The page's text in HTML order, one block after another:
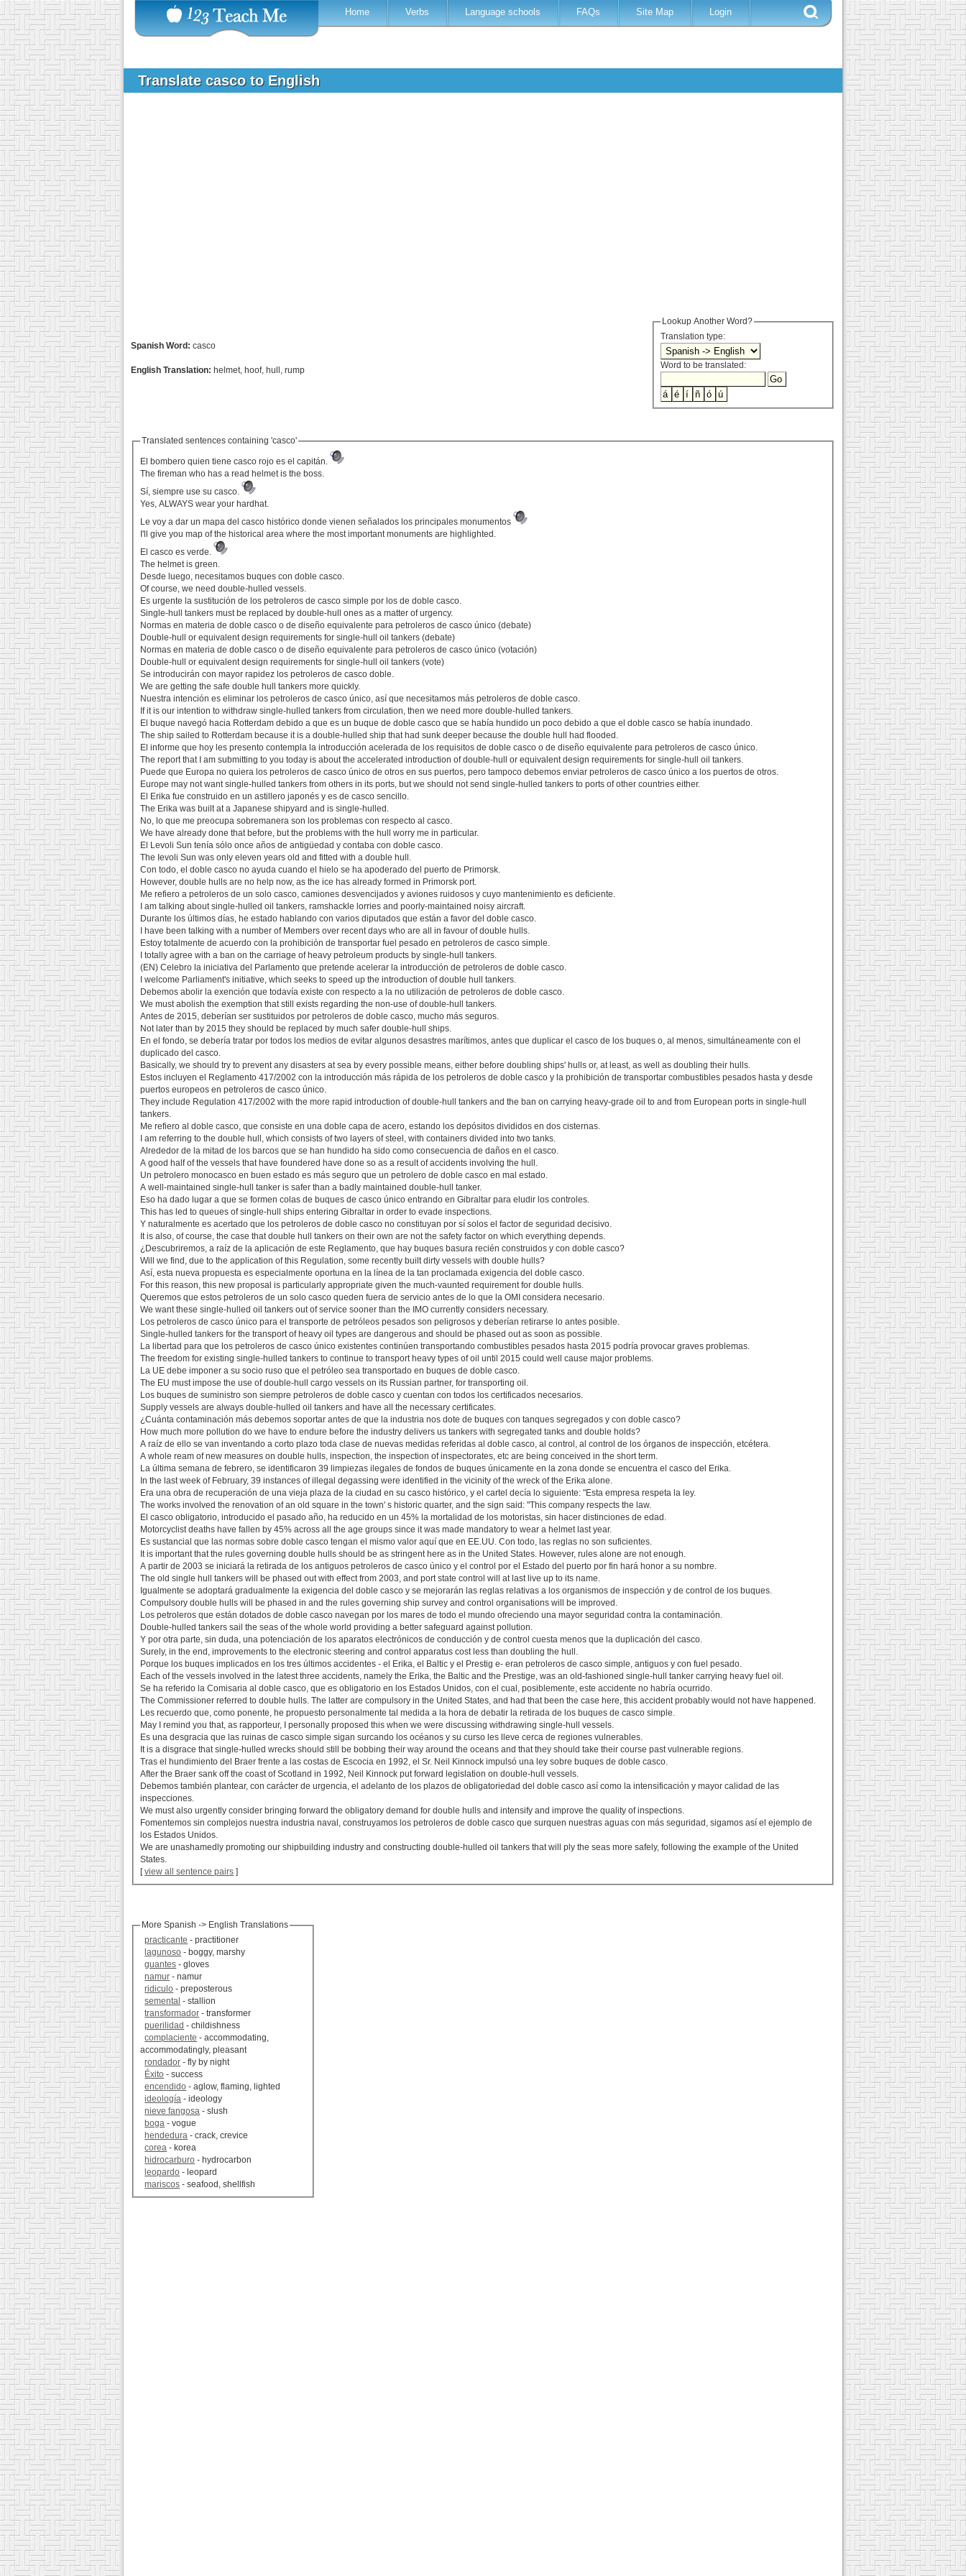
Home Verbs Language schools FAQs Site Map Login
Translate casco to English
Lookup Another Word?
Translation type:
Word to be translated:
Spanish Word: casco
English Translation: helmet, hoof, hull, rump
Translated sentences containing 'casco'
El bombero quien tiene casco rojo es el capitán.
The fireman who has a read helmet is the boss.
Sí, siempre use su casco.
Yes, ALWAYS wear your hardhat.
Le voy a dar un mapa del casco histórico donde vienen señalados los principales monumentos
I'll give you map of the historical area where the most important monuments are highlighted.
El casco es verde.
The helmet is green.
Desde luego, necesitamos buques con doble casco.
Of course, we need double-hulled vessels.
Es urgente la sustitución de los petroleros de casco simple por los de doble casco.
Single-hull tankers must be replaced by double-hull ones as a matter of urgency.
Normas en materia de doble casco o de diseño equivalente para petroleros de casco único (debate)
Double-hull or equivalent design requirements for single-hull oil tankers (debate)
Normas en materia de doble casco o de diseño equivalente para petroleros de casco único (votación)
Double-hull or equivalent design requirements for single-hull oil tankers (vote)
Se introducirán con mayor rapidez los petroleros de casco doble.
We are getting the safe double hull tankers more quickly.
Nuestra intención es eliminar los petroleros de casco único, así que necesitamos más petroleros de doble casco.
If it is our intention to withdraw single-hulled tankers from circulation, then we need more double-hulled tankers.
El buque navegó hacia Rotterdam debido a que es un buque de doble casco que se había hundido un poco debido a que el doble casco se había inundado.
The ship sailed to Rotterdam because it is a double-hulled ship that had sunk deeper because the double hull had flooded.
El informe que hoy les presento contempla la introducción acelerada de los requisitos de doble casco o de diseño equivalente para petroleros de casco único.
The report that I am submitting to you today is about the accelerated introduction of double-hull or equivalent design requirements for single-hull oil tankers.
Puede que Europa no quiera los petroleros de casco único de otros en sus puertos, pero tampoco debemos enviar petroleros de casco único a los puertos de otros.
Europe may not want single-hulled tankers from others in its ports, but we should not send single-hulled tankers to ports of other countries either.
El Erika fue construido en un astillero japonés y es de casco sencillo.
The Erika was built at a Japanese shipyard and is single-hulled.
No, lo que me preocupa sobremanera son los problemas con respecto al casco.
We have already done that before, but the problems with the hull worry me in particular.
El Levoli Sun tenía sólo once años de antigüedad y contaba con doble casco.
The Ievoli Sun was only eleven years old and fitted with a double hull.
Con todo, el doble casco no ayuda cuando el hielo se ha apoderado del puerto de Primorsk.
However, double hulls are no help now, as the ice has already formed in Primorsk port.
Me refiero a petroleros de un solo casco, camiones desvencijados y aviones ruidosos y cuyo mantenimiento es deficiente.
I am talking about single-hulled oil tankers, ramshackle lorries and poorly-maintained noisy aircraft.
Durante los últimos días, he estado hablando con varios diputados que están a favor del doble casco.
I have been talking with a number of Members over recent days who are all in favour of double hulls.
Estoy totalmente de acuerdo con la prohibición de transportar fuel pesado en petroleros de casco simple.
I totally agree with a ban on the carriage of heavy petroleum products by single-hull tankers.
(EN) Celebro la iniciativa del Parlamento que pretende acelerar la introducción de petroleros de doble casco.
I welcome Parliament's initiative, which seeks to speed up the introduction of double hull tankers.
Debemos abolir la exención que todavía existe con respecto a la no utilización de petroleros de doble casco.
We must abolish the exemption that still exists regarding the non-use of double-hull tankers.
Antes de 2015, deberían ser sustituidos por petroleros de doble casco, mucho más seguros.
Not later than by 2015 they should be replaced by much safer double-hull ships.
En el fondo, se debería tratar por todos los medios de evitar algunos desastres marítimos, antes que duplicar el casco de los buques o, al menos, simultáneamente con el
duplicado del casco.
Basically, we should try to prevent any disasters at sea by every possible means, either before doubling ships' hulls or, at least, as well as doubling their hulls.
Estos incluyen el Reglamento 417/2002 con la introducción más rápida de los petroleros de doble casco y la prohibición de transportar combustibles pesados hasta y desde
puertos europeos en petroleros de casco único.
They include Regulation 417/2002 with the more rapid introduction of double-hull tankers and the ban on carrying heavy-grade oil to and from European ports in single-hull
tankers.
Me refiero al doble casco, que consiste en una doble capa de acero, estando los depósitos divididos en dos cisternas.
I am referring to the double hull, which consists of two layers of steel, with containers divided into two tanks.
Alrededor de la mitad de los barcos que se han hundido ha sido como consecuencia de daños en el casco.
A good half of the vessels that have foundered have done so as a result of accidents involving the hull.
Un petrolero monocasco en buen estado es más seguro que un petrolero de doble casco en mal estado.
A well-maintained single-hull tanker is safer than a badly maintained double-hull tanker.
Eso ha dado lugar a que se formen colas de buques de casco único entrando en Gibraltar para eludir los controles.
This has led to queues of single-hull ships entering Gibraltar in order to evade inspections.
Y naturalmente es acertado que los petroleros de doble casco no constituyan por sí solos el factor de seguridad decisivo.
It is also, of course, the case that double hull tankers on their own are not the safety factor on which everything depends.
¿Descubriremos, a raíz de la aplicación de este Reglamento, que hay buques basura recién construidos y con doble casco?
Will we find, due to the application of this Regulation, some recently built dirty vessels with double hulls?
Así, esta nueva propuesta es especialmente oportuna en la línea de la tan proclamada exigencia del doble casco.
For this reason, this new proposal is particularly appropriate given the much-vaunted requirement for double hulls.
Queremos que estos petroleros de un solo casco queden fuera de servicio antes de lo que la OMI considera necesario.
We want these single-hulled oil tankers out of service sooner than the IMO currently considers necessary.
Los petroleros de casco único para el transporte de petróleos pesados son peligrosos y deberían retirarse lo antes posible.
Single-hulled tankers for the transport of heavy oil types are dangerous and should be phased out as soon as possible.
La libertad para que los petroleros de casco único existentes continúen transportando combustibles pesados hasta 2015 podría provocar graves problemas.
The freedom for existing single-hulled tankers to continue to transport heavy types of oil until 2015 could well cause major problems.
La UE debe imponer a su socio ruso que el petróleo sea transportado en buques de doble casco.
The EU must impose the use of double-hull cargo vessels on its Russian partner, for transporting oil.
Los buques de suministro son siempre petroleros de doble casco y cuentan con todos los certificados necesarios.
Supply vessels are always double-hulled oil tankers and have all the necessary certificates.
¿Cuánta contaminación más debemos soportar antes de que la industria nos dote de buques con tanques segregados y con doble casco?
How much more pollution do we have to endure before the industry delivers us tankers with segregated tanks and double holds?
A raíz de ello se van inventando a corto plazo toda clase de nuevas medidas referidas al doble casco, al control, al control de los órganos de inspección, etcétera.
A whole ream of new measures on double hulls, inspection, the inspection of inspectorates, etc are being conceived in the short term.
La última semana de febrero, se identificaron 39 limpiezas ilegales de fondos de buques únicamente en la zona donde se encuentra el casco del Erika.
In the last week of February, 39 instances of illegal degassing were identified in the vicinity of the wreck of the Erika alone.
Era una obra de recuperación de una vieja plaza de la ciudad en su casco histórico, y el cartel decía lo siguiente: "Esta empresa respeta la ley.
The works involved the renovation of an old square in the town' s historic quarter, and the sign said: "This company respects the law.
El casco obligatorio, introducido el pasado año, ha reducido en un 45% la mortalidad de los motoristas, sin hacer distinciones de edad.
Motorcyclist deaths have fallen by 45% across all the age groups since it was made mandatory to wear a helmet last year.
Es sustancial que las normas sobre doble casco tengan el mismo valor aquí que en EE.UU. Con todo, las reglas no son suficientes.
It is important that the rules governing double hulls should be as stringent here as in the United States. However, rules alone are not enough.
A partir de 2003 se iniciará la retirada de los antiguos petroleros de casco único y el control por el Estado del puerto por fin hará honor a su nombre.
The old single hull tankers will be phased out with effect from 2003, and port state control will at last live up to its name.
Igualmente se adoptará gradualmente la exigencia del doble casco y se mejorarán las reglas relativas a los organismos de inspección y de control de los buques.
Compulsory double hulls will be phased in and the rules governing ship survey and control organisations will be improved.
Los petroleros que están dotados de doble casco navegan por los mares de todo el mundo ofreciendo una mayor seguridad contra la contaminación.
Double-hulled tankers sail the seas of the whole world providing a better safeguard against pollution.
Y por otra parte, sin duda, una potenciación de los aparatos electrónicos de conducción y de control cuesta menos que la duplicación del casco.
Surely, in the end, improvements to the electronic steering and control apparatus cost less than doubling the hull.
Porque los buques implicados en los tres últimos accidentes - el Erika, el Baltic y el Prestig e- eran petroleros de casco simple, antiguos y con fuel pesado.
Each of the vessels involved in the latest three accidents, namely the Erika, the Baltic and the Prestige, was an old-fashioned single-hull tanker carrying heavy fuel oil.
Se ha referido la Comisaria al doble casco, que es obligatorio en los Estados Unidos, con el cual, posiblemente, este accidente no habría ocurrido.
The Commissioner referred to double hulls. The latter are compulsory in the United States, and had that been the case here, this accident probably would not have happened.
Les recuerdo que, como ponente, he propuesto personalmente tal medida a la hora de debatir la retirada de los buques de casco simple.
May I remind you that, as rapporteur, I personally proposed this when we were discussing withdrawing single-hull vessels.
Es una desgracia que las ruinas de casco simple sigan surcando los océanos y su curso les lleve cerca de regiones vulnerables.
It is a disgrace that single-hulled wrecks should still be bobbing their way around the oceans and that they should take their course past vulnerable regions.
Tras el hundimiento del Braer frente a las costas de Escocia en 1992, el Sr. Neil Kinnock impulsó una ley sobre buques de doble casco.
After the Braer sank off the coast of Scotland in 1992, Neil Kinnock put forward legislation on double-hull vessels.
Debemos también plantear, con carácter de urgencia, el adelanto de los plazos de obligatoriedad del doble casco así como la intensificación y mayor calidad de las
inspecciones.
We must also urgently consider bringing forward the obligatory demand for double hulls and intensify and improve the quality of inspections.
Fomentemos sin complejos nuestra industria naval, construyamos los petroleros de doble casco que surquen nuestras aguas con más seguridad, sigamos así el ejemplo de
los Estados Unidos.
We are unashamedly promoting our shipbuilding industry and constructing double-hulled oil tankers that will ply the seas more safely, following the example of the United
States.
[view all sentence pairs ]
More Spanish -> English Translations
practicante - practitioner
lagunoso - boggy, marshy
guantes - gloves
namur - namur
ridiculo - preposterous
semental - stallion
transformador - transformer
puerilidad - childishness
complaciente - accommodating,
accommodatingly, pleasant
rondador - fly by night
Éxito - success
encendido - aglow, flaming, lighted
ideología - ideology
nieve fangosa - slush
boga - vogue
hendedura - crack, crevice
corea - korea
hidrocarburo - hydrocarbon
leopardo - leopard
mariscos - seafood, shellfish